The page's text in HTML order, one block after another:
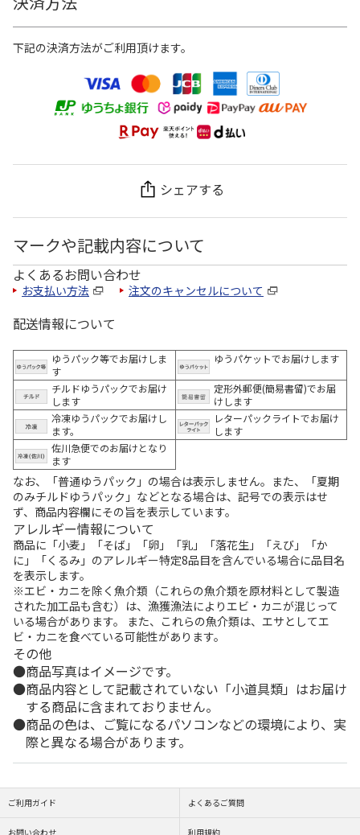
下記の決済方法がご利用頂けます。
シェアする
マークや記載内容について
よくあるお問い合わせ
お支払い方法 注文のキャンセルについて
配送情報について
ゆうパック等でお届けしま
す
ゆうパケットでお届けします
チルドゆうパックでお届け
します
定形外郵便(簡易書留)でお届
けします
冷凍ゆうパックでお届けし
ます。
レターパックライトでお届け
します
佐川急便でのお届けとなり
ます
なお、「普通ゆうパック」の場合は表示しません。また、「夏期
のみチルドゆうパック」などとなる場合は、記号での表示はせ
ず、商品内容欄にその旨を表示しています。
アレルギー情報について
商品に「小麦」「そば」「卵」「乳」「落花生」「えび」「か
に」「くるみ」のアレルギー特定8品目を含んでいる場合に品目名
を表示します。
※エビ・カニを除く魚介類（これらの魚介類を原材料として製造
された加工品も含む）は、漁獲漁法によりエビ・カニが混じって
いる場合があります。 また、これらの魚介類は、エサとしてエ
ビ・カニを食べている可能性があります。
その他
商品写真はイメージです。
商品内容として記載されていない「小道具類」はお届け
する商品に含まれておりません。
商品の色は、ご覧になるパソコンなどの環境により、実
際と異なる場合があります。
ご利用ガイド よくあるご質問
お問い合わせ 利用規約